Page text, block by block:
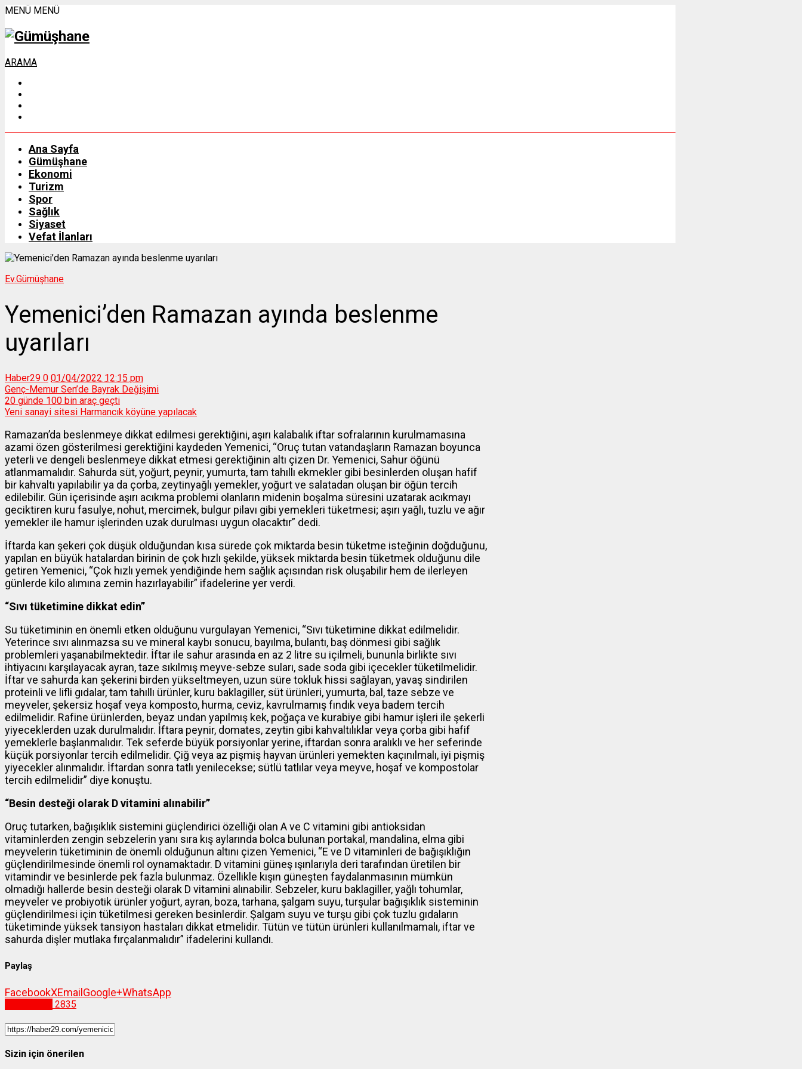
MENÜ MENÜ
ARAMA
Ana Sayfa
Gümüşhane
Ekonomi
Turizm
Spor
Sağlık
Siyaset
Vefat İlanları
Ev.Gümüşhane
Yemenici’den Ramazan ayında beslenme
uyarıları
Haber29 0 01/04/2022 12:15 pm
Genç-Memur Sen’de Bayrak Değişimi
20 günde 100 bin araç geçti
Yeni sanayi sitesi Harmancık köyüne yapılacak
Ramazan’da beslenmeye dikkat edilmesi gerektiğini, aşırı kalabalık iftar sofralarının kurulmamasına
azami özen gösterilmesi gerektiğini kaydeden Yemenici, “Oruç tutan vatandaşların Ramazan boyunca
yeterli ve dengeli beslenmeye dikkat etmesi gerektiğinin altı çizen Dr. Yemenici, Sahur öğünü
atlanmamalıdır. Sahurda süt, yoğurt, peynir, yumurta, tam tahıllı ekmekler gibi besinlerden oluşan hafif
bir kahvaltı yapılabilir ya da çorba, zeytinyağlı yemekler, yoğurt ve salatadan oluşan bir öğün tercih
edilebilir. Gün içerisinde aşırı acıkma problemi olanların midenin boşalma süresini uzatarak acıkmayı
geciktiren kuru fasulye, nohut, mercimek, bulgur pilavı gibi yemekleri tüketmesi; aşırı yağlı, tuzlu ve ağır
yemekler ile hamur işlerinden uzak durulması uygun olacaktır” dedi.
İftarda kan şekeri çok düşük olduğundan kısa sürede çok miktarda besin tüketme isteğinin doğduğunu,
yapılan en büyük hatalardan birinin de çok hızlı şekilde, yüksek miktarda besin tüketmek olduğunu dile
getiren Yemenici, “Çok hızlı yemek yendiğinde hem sağlık açısından risk oluşabilir hem de ilerleyen
günlerde kilo alımına zemin hazırlayabilir” ifadelerine yer verdi.
“Sıvı tüketimine dikkat edin”
Su tüketiminin en önemli etken olduğunu vurgulayan Yemenici, “Sıvı tüketimine dikkat edilmelidir.
Yeterince sıvı alınmazsa su ve mineral kaybı sonucu, bayılma, bulantı, baş dönmesi gibi sağlık
problemleri yaşanabilmektedir. İftar ile sahur arasında en az 2 litre su içilmeli, bununla birlikte sıvı
ihtiyacını karşılayacak ayran, taze sıkılmış meyve-sebze suları, sade soda gibi içecekler tüketilmelidir.
İftar ve sahurda kan şekerini birden yükseltmeyen, uzun süre tokluk hissi sağlayan, yavaş sindirilen
proteinli ve lifli gıdalar, tam tahıllı ürünler, kuru baklagiller, süt ürünleri, yumurta, bal, taze sebze ve
meyveler, şekersiz hoşaf veya komposto, hurma, ceviz, kavrulmamış fındık veya badem tercih
edilmelidir. Rafine ürünlerden, beyaz undan yapılmış kek, poğaça ve kurabiye gibi hamur işleri ile şekerli
yiyeceklerden uzak durulmalıdır. İftara peynir, domates, zeytin gibi kahvaltılıklar veya çorba gibi hafif
yemeklerle başlanmalıdır. Tek seferde büyük porsiyonlar yerine, iftardan sonra aralıklı ve her seferinde
küçük porsiyonlar tercih edilmelidir. Çiğ veya az pişmiş hayvan ürünleri yemekten kaçınılmalı, iyi pişmiş
yiyecekler alınmalıdır. İftardan sonra tatlı yenilecekse; sütlü tatlılar veya meyve, hoşaf ve kompostolar
tercih edilmelidir” diye konuştu.
“Besin desteği olarak D vitamini alınabilir”
Oruç tutarken, bağışıklık sistemini güçlendirici özelliği olan A ve C vitamini gibi antioksidan
vitaminlerden zengin sebzelerin yanı sıra kış aylarında bolca bulunan portakal, mandalina, elma gibi
meyvelerin tüketiminin de önemli olduğunun altını çizen Yemenici, “E ve D vitaminleri de bağışıklığın
güçlendirilmesinde önemli rol oynamaktadır. D vitamini güneş ışınlarıyla deri tarafından üretilen bir
vitamindir ve besinlerde pek fazla bulunmaz. Özellikle kışın güneşten faydalanmasının mümkün
olmadığı hallerde besin desteği olarak D vitamini alınabilir. Sebzeler, kuru baklagiller, yağlı tohumlar,
meyveler ve probiyotik ürünler yoğurt, ayran, boza, tarhana, şalgam suyu, turşular bağışıklık sisteminin
güçlendirilmesi için tüketilmesi gereken besinlerdir. Şalgam suyu ve turşu gibi çok tuzlu gıdaların
tüketiminde yüksek tansiyon hastaları dikkat etmelidir. Tütün ve tütün ürünleri kullanılmamalı, iftar ve
sahurda dişler mutlaka fırçalanmalıdır” ifadelerini kullandı.
Paylaş
FacebookXEmail Google+WhatsApp
2835
Sizin için önerilen